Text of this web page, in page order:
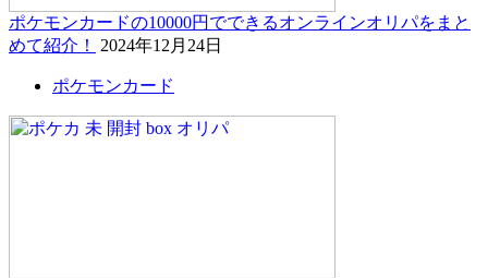
ポケモンカードの10000円でできるオンラインオリパをまと
めて紹介！
2024年12月24日
ポケモンカード